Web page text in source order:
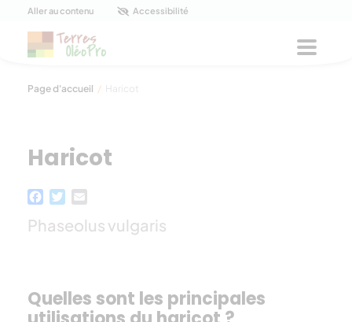
Panneau de gestion des cookies
Aller au contenu Accessibilité
Page d'accueil / Haricot
Haricot
Facebook
Twitter
Phaseolus vulgaris
Quelles sont les principales